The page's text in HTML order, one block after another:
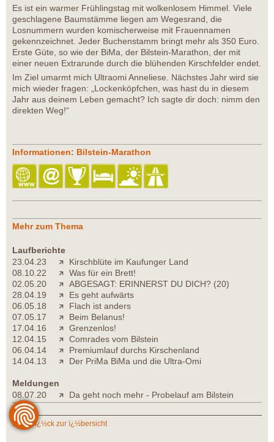
Es ist ein warmer Frühlingstag mit wolkenlosem Himmel. Viele
geschlagene Baumstämme liegen am Wegesrand, die
Losnummern wurden komischerweise mit Frauennamen
gekennzeichnet. Jeder Buchenstamm bringt mehr als 350 Euro.
Erste Güte, so wie der BiMa, der Bilstein-Marathon, der mit
einer neuen Extrarunde durch die blühenden Kirschfelder endet.
Im Ziel umarmt mich Ultraomi Anneliese. Nächstes Jahr wird sie
mich wieder fragen: „Lockenköpfchen, was hast du in diesem
Jahr aus deinem Leben gemacht? Ich sagte dir doch: nimm den
direkten Weg!“
Informationen: Bilstein-Marathon
Mehr zum Thema
Laufberichte
23.04.23
Kirschblüte im Kaufunger Land
08.10.22
Was für ein Brett!
02.05.20
ABGESAGT: ERINNERST DU DICH? (20)
28.04.19
Es geht aufwärts
06.05.18
Flach ist anders
07.05.17
Beim Belanus!
17.04.16
Grenzenlos!
12.04.15
Comrades vom Bilstein
06.04.14
Premiumlauf durchs Kirschenland
14.04.13
Der PriMa BiMa und die Ultra-Omi
Meldungen
08.07.20
Da geht noch mehr - Probelauf am Bilstein
zurï¿½ck zur ï¿½bersicht